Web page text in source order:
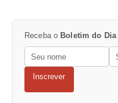
Receba o Boletim do Dia
Inscrever